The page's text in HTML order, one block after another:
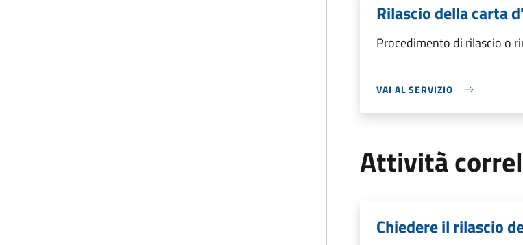
Rilascio della carta
Procedimento di rilascio o
VAI AL SERVIZIO
Attività
Chiedere il rilascio